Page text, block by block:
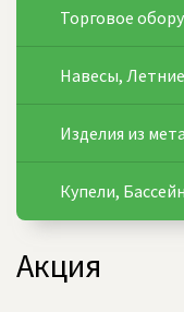
Торговое
Навесы,
Изделия из
Купели,
Акция